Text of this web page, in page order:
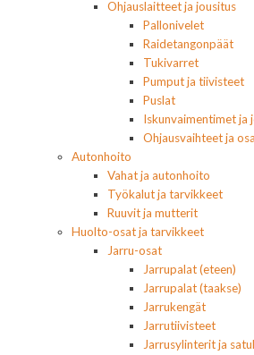
Ohjauslaitteet ja jousitus
Pallonivelet
Raidetangonpäät
Tukivarret
Pumput ja tiivisteet
Puslat
Iskunvaimentimet ja
Ohjausvaihteet ja
Autonhoito
Vahat ja autonhoito
Työkalut ja tarvikkeet
Ruuvit ja mutterit
Huolto-osat ja tarvikkeet
Jarru-osat
Jarrupalat (eteen)
Jarrupalat (taakse)
Jarrukengät
Jarrutiivisteet
Jarrusylinterit ja